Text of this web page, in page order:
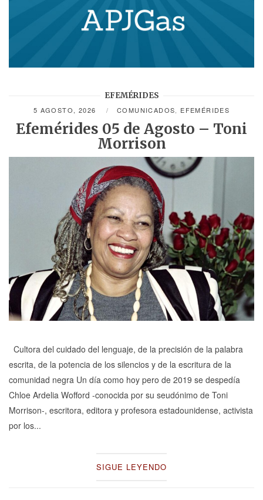
EFEMÉRIDES
5 AGOSTO, 2026 COMUNICADOS EFEMÉRIDES
Efemérides 05 de Agosto – Toni
Morrison
Cultora del cuidado del lenguaje, de la precisión de la palabra
escrita, de la potencia de los silencios y de la escritura de la
comunidad negra Un día como hoy pero de 2019 se despedía
Chloe Ardelia Wofford -conocida por su seudónimo de Toni
Morrison-, escritora, editora y profesora estadounidense, activista
por los...
SIGUE LEYENDO